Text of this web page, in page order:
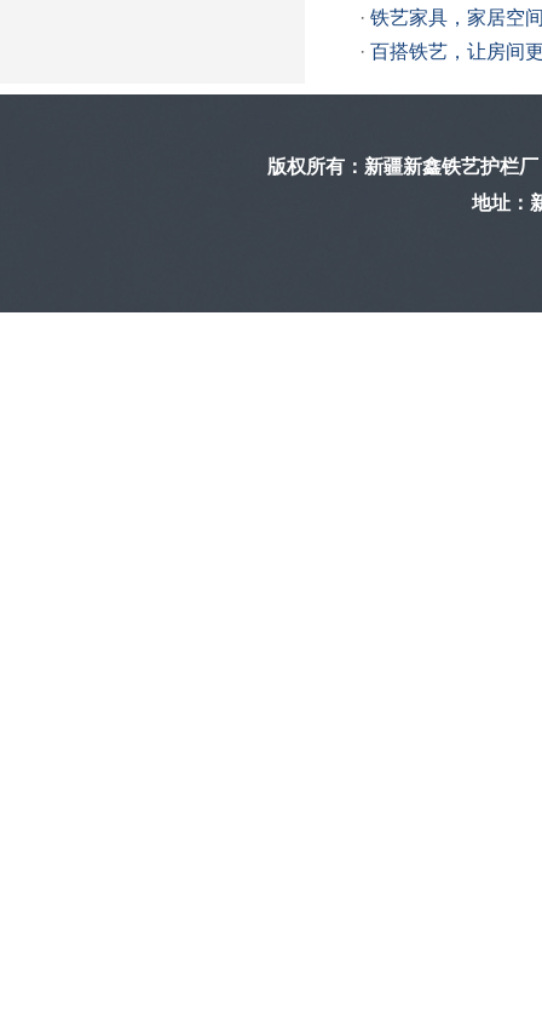
· 铁艺家具，家居空
· 百搭铁艺，让房间
版权所有： 新疆新鑫铁艺护栏厂
地址：